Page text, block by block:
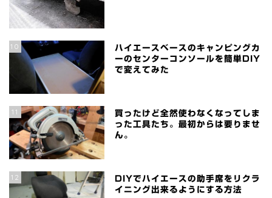
10
ハイエースベースのキャンピングカ
ーのセンターコンソールを簡単DIY
で変えてみた
11
買ったけど全然使わなくなってしま
った工具たち。最初からは要りませ
ん。
12
DIYでハイエースの助手席をリクラ
イニング出来るようにする方法